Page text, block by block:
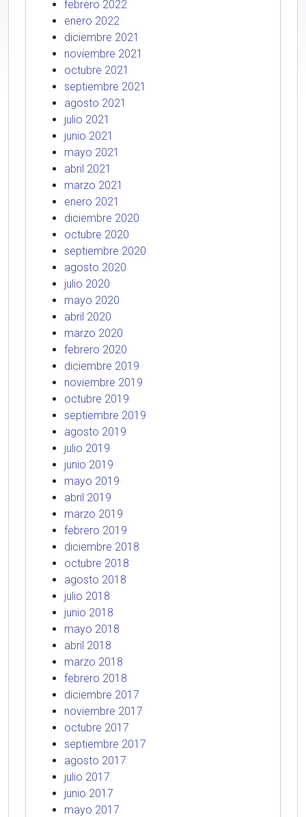
febrero 2022
enero 2022
diciembre 2021
noviembre 2021
octubre 2021
septiembre 2021
agosto 2021
julio 2021
junio 2021
mayo 2021
abril 2021
marzo 2021
enero 2021
diciembre 2020
octubre 2020
septiembre 2020
agosto 2020
julio 2020
mayo 2020
abril 2020
marzo 2020
febrero 2020
diciembre 2019
noviembre 2019
octubre 2019
septiembre 2019
agosto 2019
julio 2019
junio 2019
mayo 2019
abril 2019
marzo 2019
febrero 2019
diciembre 2018
octubre 2018
agosto 2018
julio 2018
junio 2018
mayo 2018
abril 2018
marzo 2018
febrero 2018
diciembre 2017
noviembre 2017
octubre 2017
septiembre 2017
agosto 2017
julio 2017
junio 2017
mayo 2017